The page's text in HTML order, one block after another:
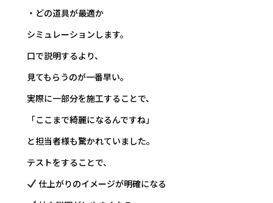
・どの道具が最適か
シミュレーションします。
口で説明するより、
見てもらうのが一番早い。
実際に一部分を施工することで、
「ここまで綺麗になるんですね」
と担当者様も驚かれていました。
テストをすることで、
仕上がりのイメージが明確になる